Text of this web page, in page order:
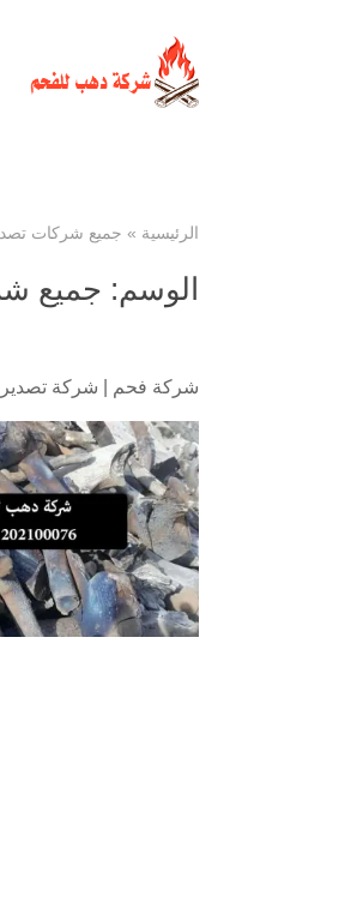
الرئيسية » جميع شركات
الوسم: جميع
شركة فحم شركة